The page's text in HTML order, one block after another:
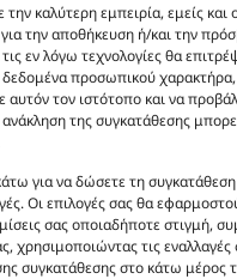
την καλύτερη εμπειρία, εμείς
την αποθήκευση ή/και την
εν λόγω τεχνολογίες θα
προσωπικού
αυτόν τον ιστότοπο και να
της συγκατάθεσης
για να δώσετε τη
Οι επιλογές σας θα
σας οποιαδήποτε στιγμή,
χρησιμοποιώντας τις
συγκατάθεσης στο κάτω μέρος